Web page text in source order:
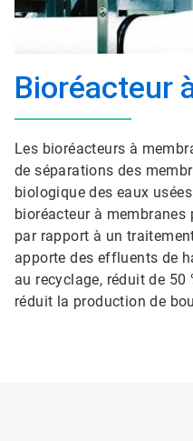
Bioréacteur
Les bioréacteurs à
de séparations des
biologique des eaux
bioréacteur à membranes
par rapport à un
apporte des effluents de
au recyclage, réduit de 50
réduit la production de